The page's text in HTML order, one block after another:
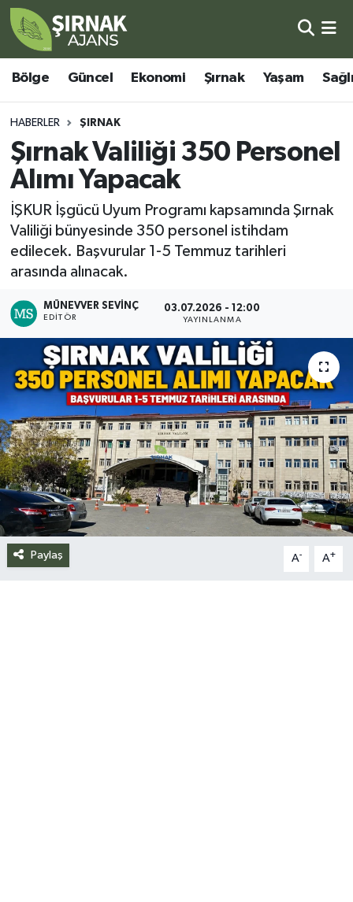
Bölge Güncel Ekonomi Şırnak Yaşam
HABERLER ŞIRNAK
Şırnak Valiliği 350 Personel
Alımı Yapacak
İŞKUR İşgücü Uyum Programı kapsamında Şırnak
Valiliği bünyesinde 350 personel istihdam
edilecek. Başvurular 1-5 Temmuz tarihleri
arasında alınacak.
MÜNEVVER SEVINÇ
EDITÖR
03.07.2026 - 12:00
YAYINLANMA
Paylaş A- A+
Bölge
Güncel
Ekonomi
Şırnak
Yaşam
Sağlık
Eğitim
Kültür - Sanat
Siyaset
Spor
Teknoloji
Yazarlar
Şırnak Nöbetçi Eczaneler
Şırnak Hava Durumu
Şirnak Namaz Vakitleri
Şırnak Trafik Yoğunluk Haritası
Süper Lig Puan Durumu ve Fikstür
Tüm Manşetler
Son Dakika Haberleri
Haber Arşivi